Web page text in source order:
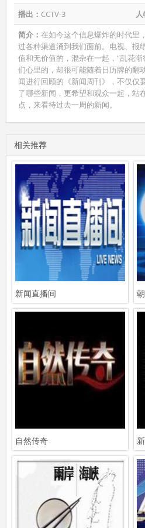
播出： CCTV-3 人
简介： 在如今这个信息爆炸的时代里
过各种渠道涌到我们面前。电视、报
值和无价值的，混杂在一起，“乱花
们心里的，却很可能随着日历牌的翻
闻进行回顾的《新闻周刊》，不仅仅
了哪些新闻，更希望和观众一起，站
点，来看待过去一周的新闻。
相关推荐
新闻直播间
自然传奇